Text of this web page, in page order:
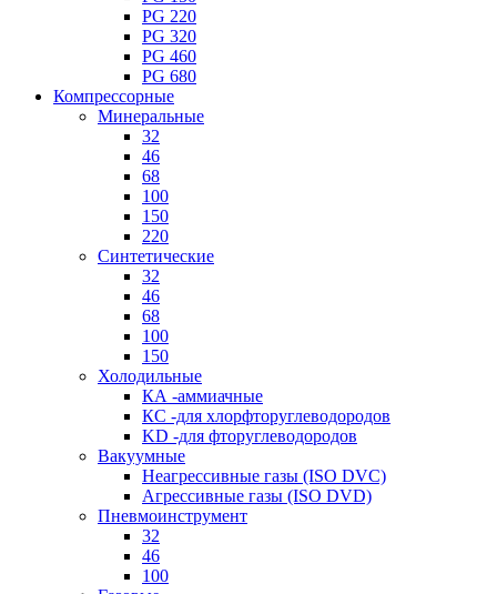
PG 220
PG 320
PG 460
PG 680
Компрессорные
Минеральные
32
46
68
100
150
220
Синтетические
32
46
68
100
150
Холодильные
КА -аммиачные
КС -для хлорфторуглеводородов
KD -для фторуглеводородов
Вакуумные
Неагрессивные газы (ISO DVC)
Агрессивные газы (ISO DVD)
Пневмоинструмент
32
46
100